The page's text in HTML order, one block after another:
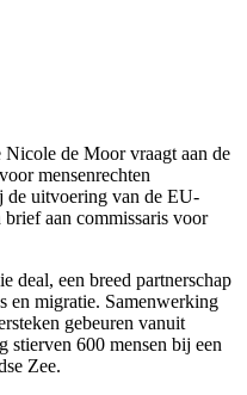
Nicole de Moor vraagt aan de
mensenrechten
de uitvoering van de EU-
aan commissaris voor
deal, een breed partnerschap
en migratie. Samenwerking
gebeuren vanuit
stierven 600 mensen bij een
Zee.